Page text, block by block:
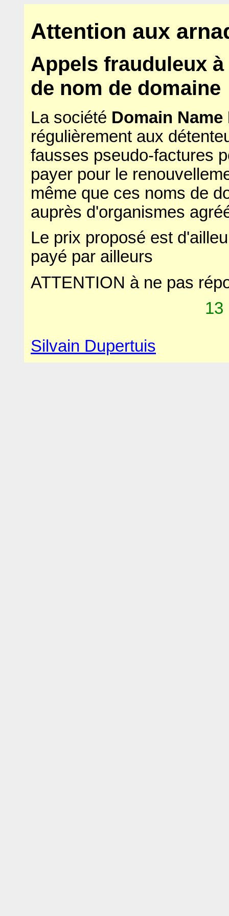
Attention aux
Appels frauduleux
de nom de domaine
La société Domain
régulièrement aux
fausses pseudo-factures
payer pour le
même que ces noms de
auprès d'organismes
Le prix proposé est
payé par ailleurs
ATTENTION à ne pas
13
Silvain Dupertuis